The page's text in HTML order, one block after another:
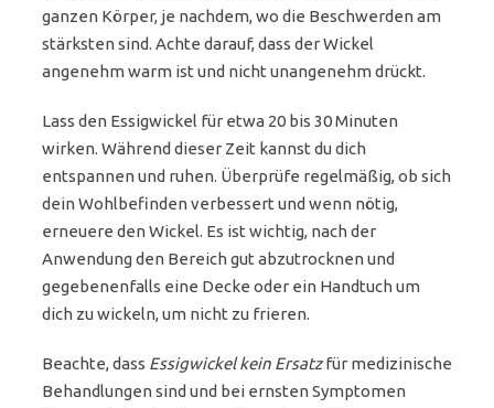
ganzen Körper, je nachdem, wo die Beschwerden am
stärksten sind. Achte darauf, dass der Wickel
angenehm warm ist und nicht unangenehm drückt.
Lass den Essigwickel für etwa 20 bis 30 Minuten
wirken. Während dieser Zeit kannst du dich
entspannen und ruhen. Überprüfe regelmäßig, ob sich
dein Wohlbefinden verbessert und wenn nötig,
erneuere den Wickel. Es ist wichtig, nach der
Anwendung den Bereich gut abzutrocknen und
gegebenenfalls eine Decke oder ein Handtuch um
dich zu wickeln, um nicht zu frieren.
Beachte, dass Essigwickel kein Ersatzfür medizinische
Behandlungen sind und bei ernsten Symptomen